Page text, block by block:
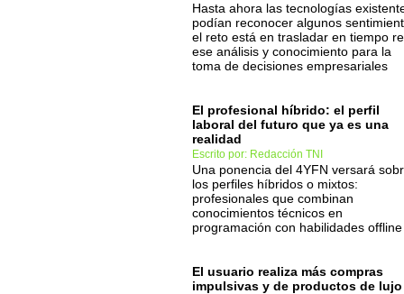
Hasta ahora las tecnologías
podían reconocer algunos
el reto está en trasladar en tiempo
ese análisis y conocimiento para la
toma de decisiones empresariales
El profesional híbrido: el perfil
laboral del futuro que ya es una
realidad
Escrito por: Redacción TNI
Una ponencia del 4YFN versará
los perfiles híbridos o mixtos:
profesionales que combinan
conocimientos técnicos en
programación con habilidades offline
El usuario realiza más compras
impulsivas y de productos de lujo